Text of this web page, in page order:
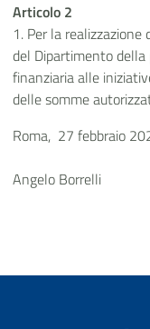
Articolo 2
1. Per la
del Dipartimento della
finanziaria alle
delle somme
Roma, 27 febbraio
Angelo Borrelli